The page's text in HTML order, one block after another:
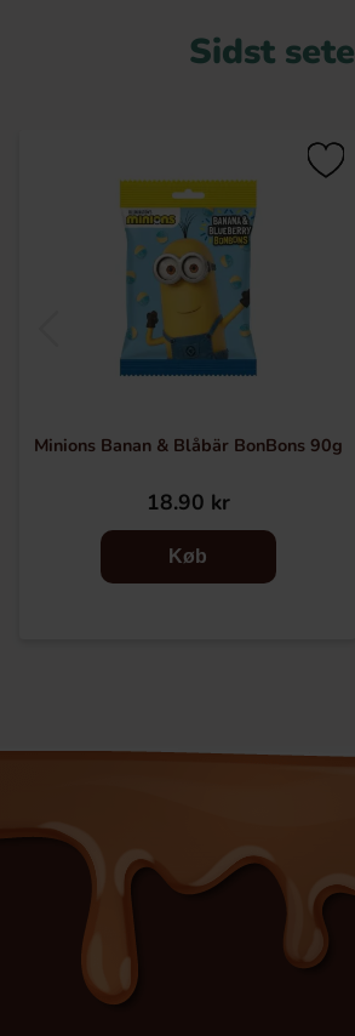
Sidst sete
Minions Banan & Blåbär BonBons 90g
18.90 kr
Køb